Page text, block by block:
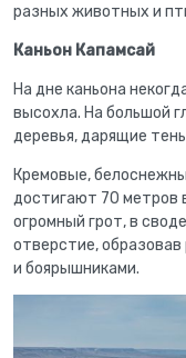
разных животных и
Каньон Капамсай
На дне каньона
высохла. На большой
деревья, дарящие
Кремовые,
достигают 70 метров
огромный грот, в
отверстие,
и боярышниками.